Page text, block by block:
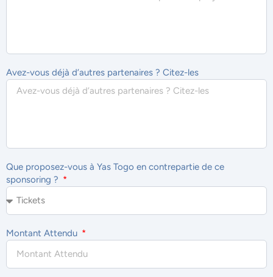
Avez-vous déjà d’autres partenaires ? Citez-les
Que proposez-vous à Yas Togo en contrepartie de ce
sponsoring ?
Montant Attendu